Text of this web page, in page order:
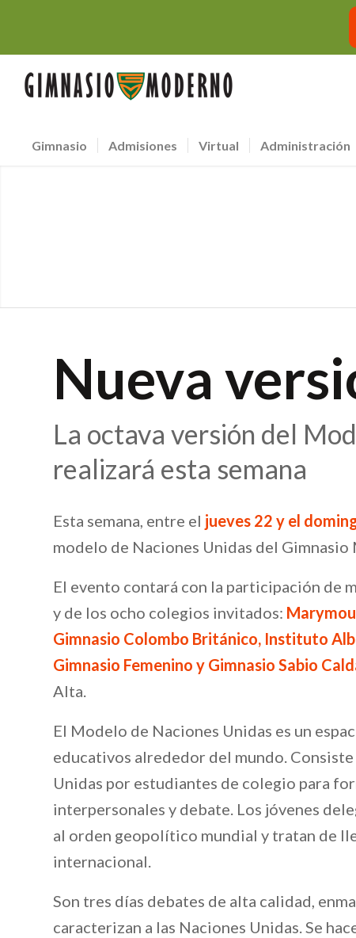
Gimnasio Admisiones Virtual Administración
Nueva
La octava versión del
realizará esta semana
Esta semana, entre el jueves 22 y el
modelo de Naciones Unidas del
El evento contará con la participación de
y de los ocho colegios invitados:
Gimnasio Colombo Británico, Instituto
Gimnasio Femenino y Gimnasio Sabio
Alta.
El Modelo de Naciones Unidas es un
educativos alrededor del mundo.
Unidas por estudiantes de colegio para
interpersonales y debate. Los jóvenes
al orden geopolítico mundial y tratan de
internacional.
Son tres días debates de alta calidad,
caracterizan a las Naciones Unidas. Se